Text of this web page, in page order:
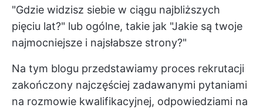
"Gdzie widzisz siebie w ciągu najbliższych
pięciu lat?" lub ogólne, takie jak "Jakie są twoje
najmocniejsze i najsłabsze strony?"
Na tym blogu przedstawiamy proces rekrutacji
zakończony najczęściej zadawanymi pytaniami
na rozmowie kwalifikacyjnej, odpowiedziami na